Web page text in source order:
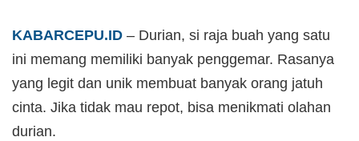
KABARCEPU.ID – Durian, si raja buah yang satu
ini memang memiliki banyak penggemar. Rasanya
yang legit dan unik membuat banyak orang jatuh
cinta. Jika tidak mau repot, bisa menikmati olahan
durian.